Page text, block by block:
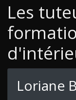
Les
Loriane